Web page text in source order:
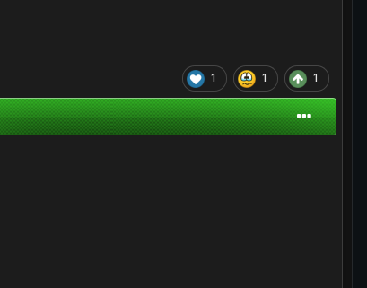
1 1 1